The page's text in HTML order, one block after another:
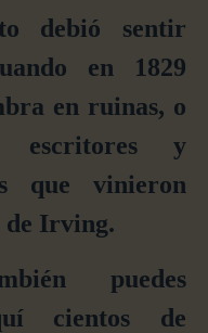
debió sentir
en 1829
en ruinas, o
escritores y
que vinieron
de Irving.
puedes
cientos de